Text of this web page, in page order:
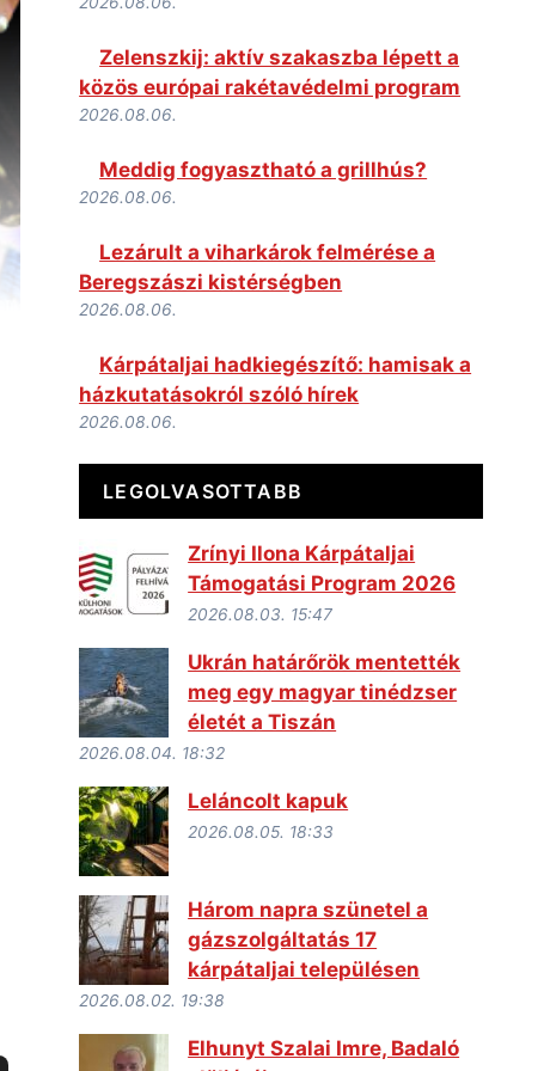
Zelenszkij: aktív szakaszba lépett a
közös európai rakétavédelmi program
2026.08.06.
Meddig fogyasztható a grillhús?
2026.08.06.
Lezárult a viharkárok felmérése a
Beregszászi kistérségben
2026.08.06.
Kárpátaljai hadkiegészítő: hamisak a
házkutatásokról szóló hírek
2026.08.06.
LEGOLVASOTTABB
Zrínyi Ilona Kárpátaljai
Támogatási Program 2026
2026.08.03. 15:47
Ukrán határőrök mentették
meg egy magyar tinédzser
életét a Tiszán
2026.08.04. 18:32
Leláncolt kapuk
2026.08.05. 18:33
Három napra szünetel a
gázszolgáltatás 17
kárpátaljai településen
2026.08.02. 19:38
Elhunyt Szalai Imre, Badaló